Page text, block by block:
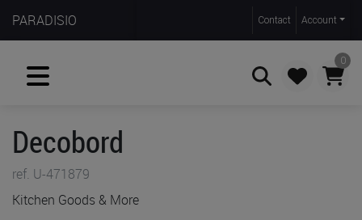
PARADISIO Contact Account
0
Decobord
ref. U-471879
Kitchen Goods & More